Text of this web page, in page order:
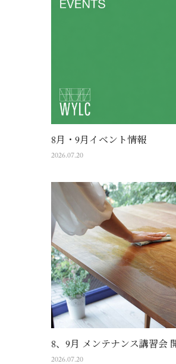
8月・9月イベント情報
2026.07.20
8、9月 メンテナンス講習会
2026.07.20